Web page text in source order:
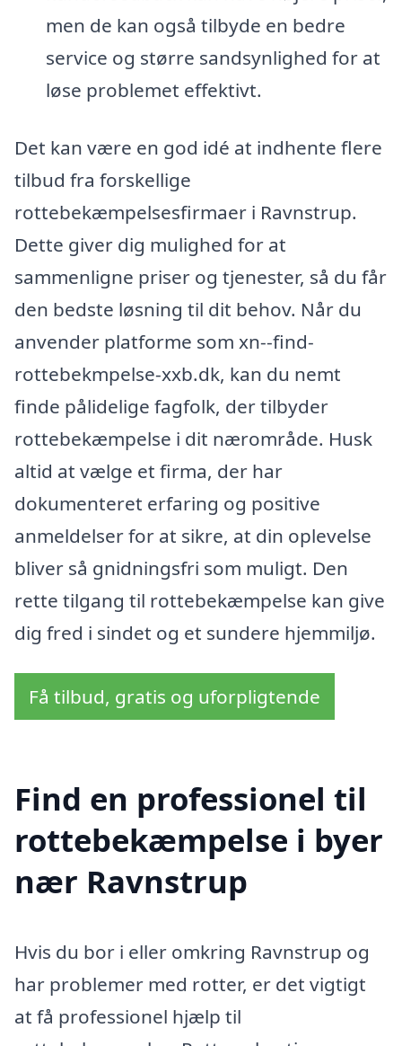
men de kan også tilbyde en bedre
service og større sandsynlighed for at
løse problemet effektivt.
Det kan være en god idé at indhente flere
tilbud fra forskellige
rottebekæmpelsesfirmaer i Ravnstrup.
Dette giver dig mulighed for at
sammenligne priser og tjenester, så du får
den bedste løsning til dit behov. Når du
anvender platforme som xn--find-
rottebekmpelse-xxb.dk, kan du nemt
finde pålidelige fagfolk, der tilbyder
rottebekæmpelse i dit nærområde. Husk
altid at vælge et firma, der har
dokumenteret erfaring og positive
anmeldelser for at sikre, at din oplevelse
bliver så gnidningsfri som muligt. Den
rette tilgang til rottebekæmpelse kan give
dig fred i sindet og et sundere hjemmiljø.
Få tilbud, gratis og uforpligtende
Find en professionel til
rottebekæmpelse i byer
nær Ravnstrup
Hvis du bor i eller omkring Ravnstrup og
har problemer med rotter, er det vigtigt
at få professionel hjælp til